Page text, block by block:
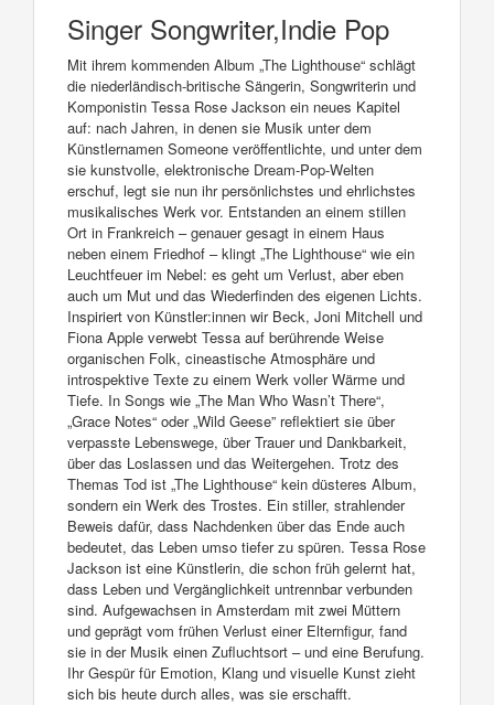
Singer Songwriter,Indie Pop
Mit ihrem kommenden Album „The Lighthouse“ schlägt
die niederländisch-britische Sängerin, Songwriterin und
Komponistin Tessa Rose Jackson ein neues Kapitel
auf: nach Jahren, in denen sie Musik unter dem
Künstlernamen Someone veröffentlichte, und unter dem
sie kunstvolle, elektronische Dream-Pop-Welten
erschuf, legt sie nun ihr persönlichstes und ehrlichstes
musikalisches Werk vor. Entstanden an einem stillen
Ort in Frankreich – genauer gesagt in einem Haus
neben einem Friedhof – klingt „The Lighthouse“ wie ein
Leuchtfeuer im Nebel: es geht um Verlust, aber eben
auch um Mut und das Wiederfinden des eigenen Lichts.
Inspiriert von Künstler:innen wir Beck, Joni Mitchell und
Fiona Apple verwebt Tessa auf berührende Weise
organischen Folk, cineastische Atmosphäre und
introspektive Texte zu einem Werk voller Wärme und
Tiefe. In Songs wie „The Man Who Wasn’t There“,
„Grace Notes“ oder „Wild Geese” reflektiert sie über
verpasste Lebenswege, über Trauer und Dankbarkeit,
über das Loslassen und das Weitergehen. Trotz des
Themas Tod ist „The Lighthouse“ kein düsteres Album,
sondern ein Werk des Trostes. Ein stiller, strahlender
Beweis dafür, dass Nachdenken über das Ende auch
bedeutet, das Leben umso tiefer zu spüren. Tessa Rose
Jackson ist eine Künstlerin, die schon früh gelernt hat,
dass Leben und Vergänglichkeit untrennbar verbunden
sind. Aufgewachsen in Amsterdam mit zwei Müttern
und geprägt vom frühen Verlust einer Elternfigur, fand
sie in der Musik einen Zufluchtsort – und eine Berufung.
Ihr Gespür für Emotion, Klang und visuelle Kunst zieht
sich bis heute durch alles, was sie erschafft.